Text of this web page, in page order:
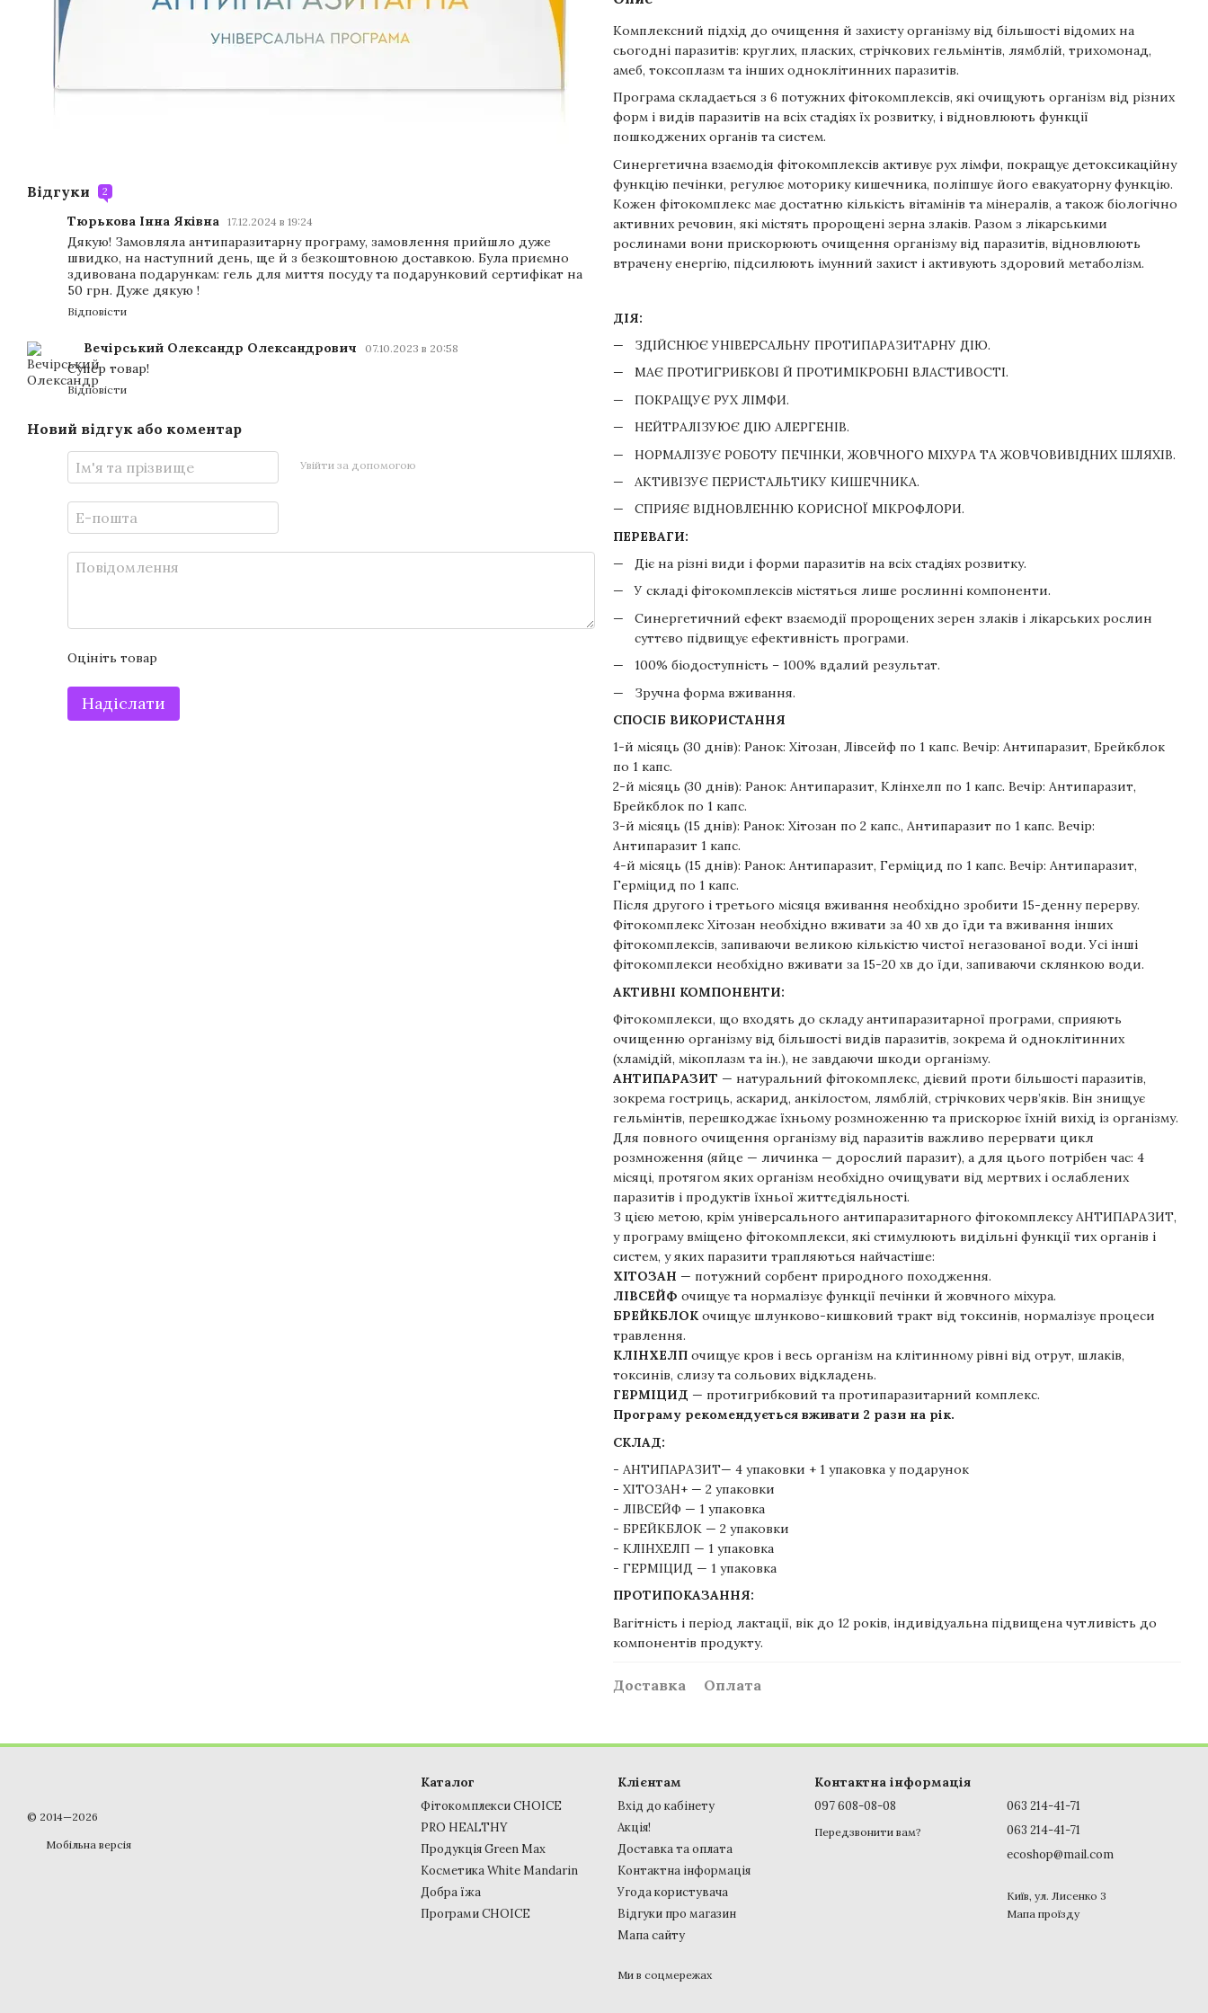
Відгуки 2
Тюрькова Інна Яківна 17.12.2024 в 19:24
Дякую! Замовляла антипаразитарну програму, замовлення прийшло дуже
швидко, на наступний день, ще й з безкоштовною доставкою. Була приємно
здивована подарункам: гель для миття посуду та подарунковий сертифікат на
50 грн. Дуже дякую !
Відповісти
Вечірський Олександр Олександрович 07.10.2023 в 20:58
Супер товар!
Відповісти
Новий відгук або коментар
Увійти за допомогою
Оцініть товар
Надіслати
Комплексний підхід до очищення й захисту організму від більшості відомих на
сьогодні паразитів: круглих, пласких, стрічкових гельмінтів, лямблій, трихомонад,
амеб, токсоплазм та інших одноклітинних паразитів.
Програма складається з 6 потужних фітокомплексів, які очищують організм від різних
форм і видів паразитів на всіх стадіях їх розвитку, і відновлюють функції
пошкоджених органів та систем.
Синергетична взаємодія фітокомплексів активує рух лімфи, покращує детоксикаційну
функцію печінки, регулює моторику кишечника, поліпшує його евакуаторну функцію.
Кожен фітокомплекс має достатню кількість вітамінів та мінералів, а також біологічно
активних речовин, які містять пророщені зерна злаків. Разом з лікарськими
рослинами вони прискорюють очищення організму від паразитів, відновлюють
втрачену енергію, підсилюють імунний захист і активують здоровий метаболізм.
ДІЯ:
ЗДІЙСНЮЄ УНІВЕРСАЛЬНУ ПРОТИПАРАЗИТАРНУ ДІЮ.
МАЄ ПРОТИГРИБКОВІ Й ПРОТИМІКРОБНІ ВЛАСТИВОСТІ.
ПОКРАЩУЄ РУХ ЛІМФИ.
НЕЙТРАЛІЗУЮЄ ДІЮ АЛЕРГЕНІВ.
НОРМАЛІЗУЄ РОБОТУ ПЕЧІНКИ, ЖОВЧНОГО МІХУРА ТА ЖОВЧОВИВІДНИХ ШЛЯХІВ.
АКТИВІЗУЄ ПЕРИСТАЛЬТИКУ КИШЕЧНИКА.
СПРИЯЄ ВІДНОВЛЕННЮ КОРИСНОЇ МІКРОФЛОРИ.
ПЕРЕВАГИ:
Діє на різні види і форми паразитів на всіх стадіях розвитку.
У складі фітокомплексів містяться лише рослинні компоненти.
Синергетичний ефект взаємодії пророщених зерен злаків і лікарських рослин
суттєво підвищує ефективність програми.
100% біодоступність – 100% вдалий результат.
Зручна форма вживання.
СПОСІБ ВИКОРИСТАННЯ
1-й місяць (30 днів): Ранок: Хітозан, Лівсейф по 1 капс. Вечір: Антипаразит, Брейкблок
по 1 капс.
2-й місяць (30 днів): Ранок: Антипаразит, Клінхелп по 1 капс. Вечір: Антипаразит,
Брейкблок по 1 капс.
3-й місяць (15 днів): Ранок: Хітозан по 2 капс., Антипаразит по 1 капс. Вечір:
Антипаразит 1 капс.
4-й місяць (15 днів): Ранок: Антипаразит, Герміцид по 1 капс. Вечір: Антипаразит,
Герміцид по 1 капс.
Після другого і третього місяця вживання необхідно зробити 15-денну перерву.
Фітокомплекс Хітозан необхідно вживати за 40 хв до їди та вживання інших
фітокомплексів, запиваючи великою кількістю чистої негазованої води. Усі інші
фітокомплекси необхідно вживати за 15-20 хв до їди, запиваючи склянкою води.
АКТИВНІ КОМПОНЕНТИ:
Фітокомплекси, що входять до складу антипаразитарної програми, сприяють
очищенню організму від більшості видів паразитів, зокрема й одноклітинних
(хламідій, мікоплазм та ін.), не завдаючи шкоди організму.
АНТИПАРАЗИТ — натуральний фітокомплекс, дієвий проти більшості паразитів,
зокрема гостриць, аскарид, анкілостом, лямблій, стрічкових черв’яків. Він знищує
гельмінтів, перешкоджає їхньому розмноженню та прискорює їхній вихід із організму.
Для повного очищення організму від nаразитів важливо перервати цикл
розмноження (яйце — личинка — дорослий паразит), а для цього потрібен час: 4
місяці, протягом яких організм необхідно очищувати від мертвих і ослаблених
паразитів і продуктів їхньої життєдіяльності.
З цією метою, крім універсального антипаразитарного фітокомплексу АНТИПАРАЗИТ,
у програму вміщено фітокомплекси, які стимулюють видільні функції тих органів і
систем, у яких паразити трапляються найчастіше:
ХІТОЗАН — потужний сорбент природного походження.
ЛІВСЕЙФ очищує та нормалізує функції печінки й жовчного міхура.
БРЕЙКБЛОК очищує шлунково-кишковий тракт від токсинів, нормалізує процеси
травлення.
КЛІНХЕЛП очищує кров і весь організм на клітинному рівні від отрут, шлаків,
токсинів, слизу та сольових відкладень.
ГЕРМІЦИД — протигрибковий та протипаразитарний комплекс.
Програму рекомендується вживати 2 рази на рік.
СКЛАД:
- АНТИПАРАЗИТ— 4 упаковки + 1 упаковка у подарунок
- ХІТОЗАН+ — 2 упаковки
- ЛІВСЕЙФ — 1 упаковка
- БРЕЙКБЛОК — 2 упаковки
- КЛІНХЕЛП — 1 упаковка
- ГЕРМІЦИД — 1 упаковка
ПРОТИПОКАЗАННЯ:
Вагітність і період лактації, вік до 12 років, індивідуальна підвищена чутливість до
компонентів продукту.
Доставка Оплата
© 2014—2026
Мобільна версія
Каталог
Фітокомплекси CHOICE
PRO HEALTHY
Продукція Green Max
Косметика White Mandarin
Добра їжа
Програми CHOICE
Клієнтам
Вхід до кабінету
Акція!
Доставка та оплата
Контактна інформація
Угода користувача
Відгуки про магазин
Мапа сайту
Ми в соцмережах
Контактна інформація
097 608-08-08
Передзвонити вам?
063 214-41-71
063 214-41-71
ecoshop@mail.com
Київ, ул. Лисенко 3
Мапа проїзду